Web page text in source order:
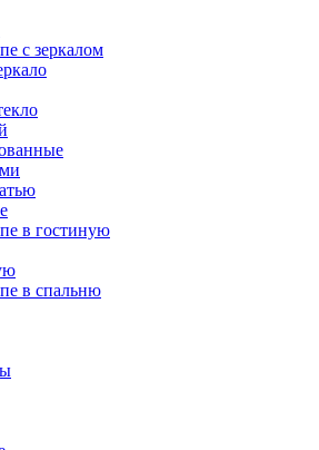
с зеркалом
в гостиную
в спальню